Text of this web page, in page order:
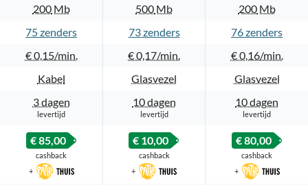
200Mb 500 Mb 200Mb
75
73
76
€ 0,15
€ 0,17
€ 0,16
Kabel
Glasvezel
Glasvezel
3 dagen
levertijd
10 dagen
levertijd
10 dagen
levertijd
€ 85,00
cashback
+
€ 10,00
cashback
+
€ 80,00
cashback
+